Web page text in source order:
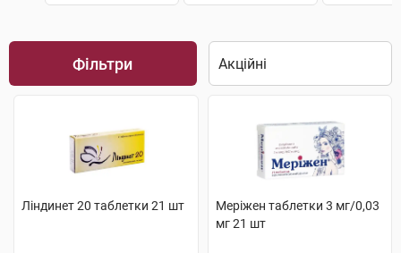
Фільтри
Ліндинет 20 таблетки 21 шт
Меріжен таблетки 3 мг/0,03
мг 21 шт